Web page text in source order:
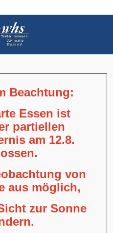
Beachtung:
Essen ist
partiellen
am 12.8.
von
aus möglich,
zur Sonne